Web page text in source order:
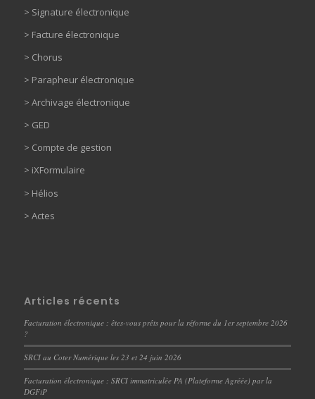
> Signature électronique
> Facture électronique
> Chorus
> Parapheur électronique
> Archivage électronique
> GED
> Compte de gestion
> iXFormulaire
> Hélios
> Actes
Articles récents
Facturation électronique : êtes-vous prêts pour la réforme du 1er septembre 2026
?
SRCI au Coter Numérique les 23 et 24 juin 2026
Facturation électronique : SRCI immatriculée PA (Plateforme Agréée) par la
DGFiP